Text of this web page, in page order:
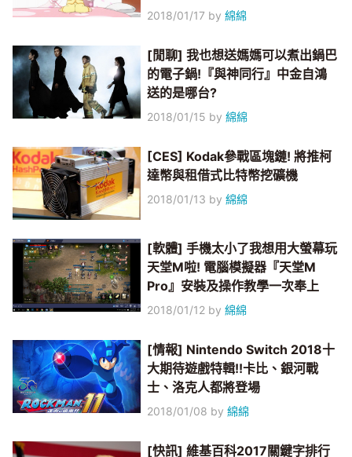
2018/01/17 by綿綿
[閒聊] 我也想送媽媽可以煮出鍋巴
的電子鍋!『與神同行』中金自鴻
送的是哪台?
2018/01/15 by綿綿
[CES] Kodak參戰區塊鏈! 將推柯
達幣與租借式比特幣挖礦機
2018/01/13 by綿綿
[軟體] 手機太小了我想用大螢幕玩
天堂M啦! 電腦模擬器『天堂M
Pro』安裝及操作教學一次奉上
2018/01/12 by綿綿
[情報] Nintendo Switch 2018十
大期待遊戲特輯!!卡比、銀河戰
士、洛克人都將登場
2018/01/08 by綿綿
[快訊] 維基百科2017關鍵字排行